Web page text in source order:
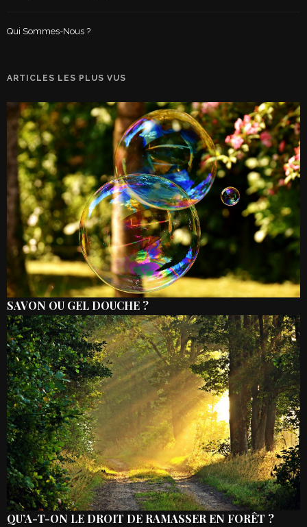
Qui Sommes-Nous ?
ARTICLES LES PLUS VUS
SAVON OU GEL DOUCHE ?
QU’A-T-ON LE DROIT DE RAMASSER EN FORÊT ?